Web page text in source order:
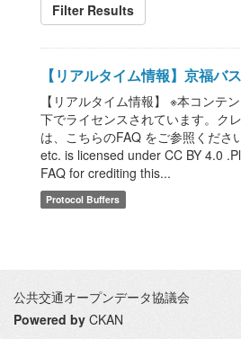
Filter Results
【リアルタイム情報】京福バ
【リアルタイム情報】 ※本コンテ
下でライセンスされています。ク
は、こちらのFAQ をご参照くださ
etc. is licensed under CC BY 4.0
FAQ for crediting this...
Protocol Buffers
公共交通オープンデータ協議会
Powered by CKAN